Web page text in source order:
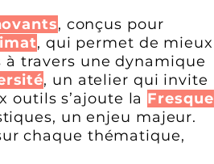
, conçus pour
, qui permet de mieux
travers une dynamique
, un atelier qui invite
outils s’ajoute la Fresque
un enjeu majeur.
chaque thématique,